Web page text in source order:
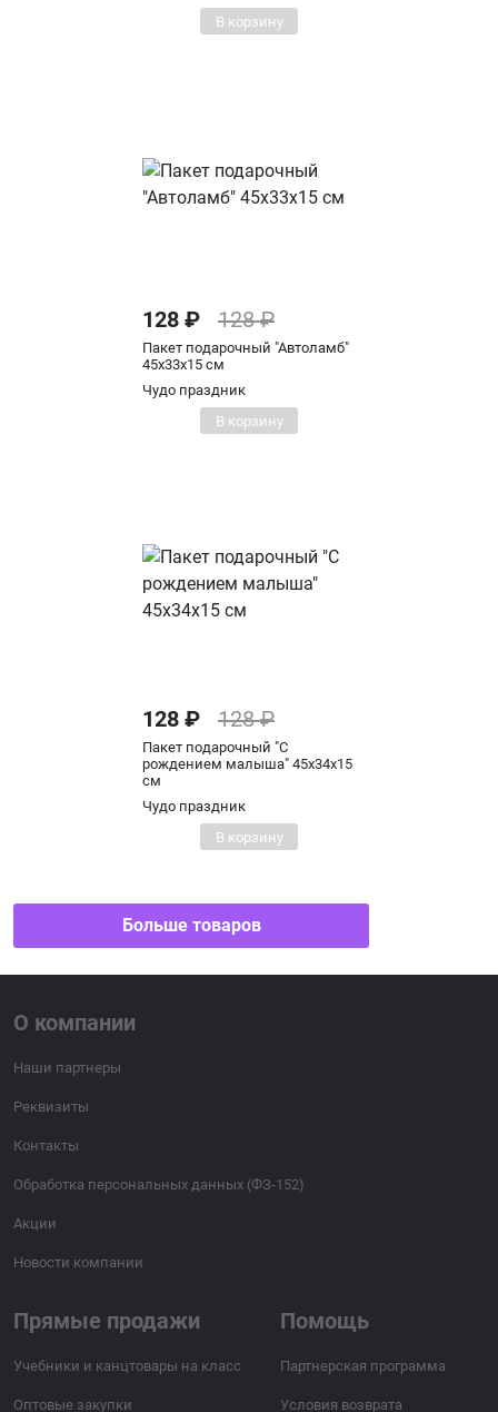
В корзину
128 ₽ 128 ₽
Пакет подарочный "Автоламб"
45х33х15 см
Чудо праздник
В корзину
128 ₽ 128 ₽
Пакет подарочный "С
рождением малыша" 45х34х15
см
Чудо праздник
В корзину
Больше товаров
О компании
Наши партнеры
Реквизиты
Контакты
Обработка персональных данных (ФЗ-152)
Акции
Новости компании
Прямые продажи
Учебники и канцтовары на класс
Оптовые закупки
Помощь
Партнерская программа
Условия возврата